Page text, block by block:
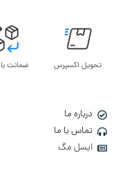
تحویل اکسپرس ضمانت
درباره ما
تماس با ما
ایسل مگ